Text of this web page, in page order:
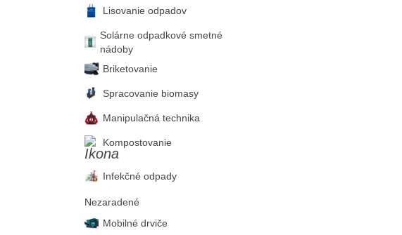
Lisovanie odpadov
Solárne odpadkové smetné
nádoby
Briketovanie
Spracovanie biomasy
Manipulačná technika
Kompostovanie
Infekčné odpady
Nezaradené
Mobilné drviče